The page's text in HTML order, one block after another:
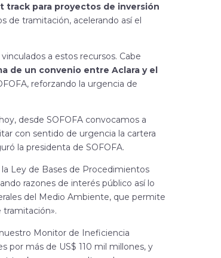
track para proyectos de inversión
de tramitación, acelerando así el
a estos recursos. Cabe
de un convenio entre Aclara y el
reforzando la urgencia de
hoy, desde SOFOFA convocamos a
con sentido de urgencia la cartera
la presidenta de SOFOFA.
la Ley de Bases de Procedimientos
razones de interés público así lo
del Medio Ambiente, que permite
tramitación».
nuestro Monitor de Ineficiencia
por más de US$ 110 mil millones, y